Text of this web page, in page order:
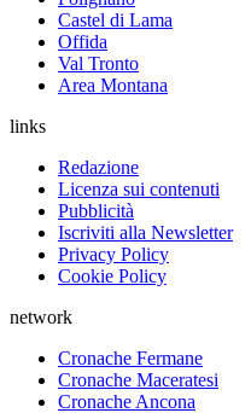
Castel di Lama
Offida
Val Tronto
Area Montana
links
Redazione
Licenza sui contenuti
Pubblicità
Iscriviti alla Newsletter
Privacy Policy
Cookie Policy
network
Cronache Fermane
Cronache Maceratesi
Cronache Ancona